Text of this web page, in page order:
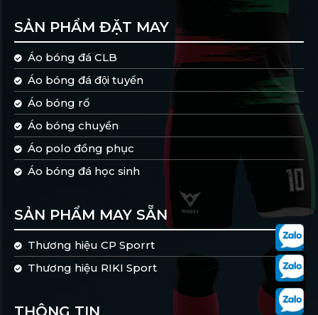
SẢN PHẨM ĐẶT MAY
Áo bóng đá CLB
Áo bóng đá đội tuyển
Áo bóng rổ
Áo bóng chuyền
Áo polo đồng phục
Áo bóng đá học sinh
SẢN PHẨM MAY SẴN
Thương hiệu CP Sporrt
Thương hiệu RIKI Sport